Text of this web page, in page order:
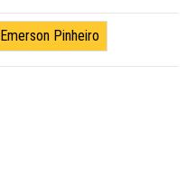
Emerson Pinheiro